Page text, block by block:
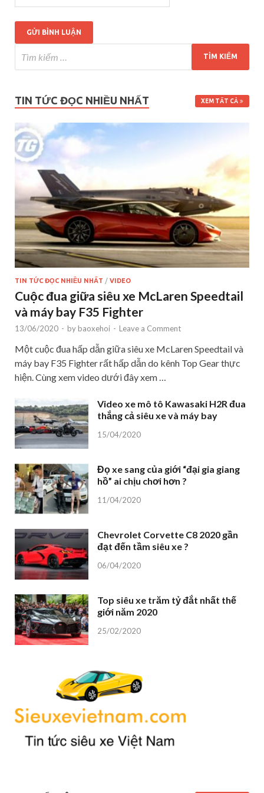
TIN TỨC ĐỌC NHIỀU NHẤT XEM TẤT CẢ
TIN TỨC ĐỌC NHIỀU NHẤT / VIDEO
Cuộc đua giữa siêu xe McLaren Speedtail
và máy bay F35 Fighter
13/06/2020 - by baoxehoi - Leave a Comment
Một cuộc đua hấp dẫn giữa siêu xe McLaren Speedtail và
máy bay F35 Fighter rất hấp dẫn do kênh Top Gear thực
hiện. Cùng xem video dưới đây xem …
Video xe mô tô Kawasaki H2R đua
thắng cả siêu xe và máy bay
15/04/2020
Đọ xe sang của giới “đại gia giang
hồ” ai chịu chơi hơn ?
11/04/2020
Chevrolet Corvette C8 2020 gần
đạt đến tầm siêu xe ?
06/04/2020
Top siêu xe trăm tỷ đắt nhất thế
giới năm 2020
25/02/2020